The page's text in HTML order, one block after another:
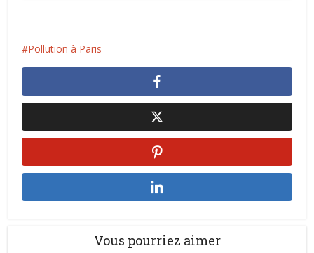
Pollution à Paris
Vous pourriez aimer